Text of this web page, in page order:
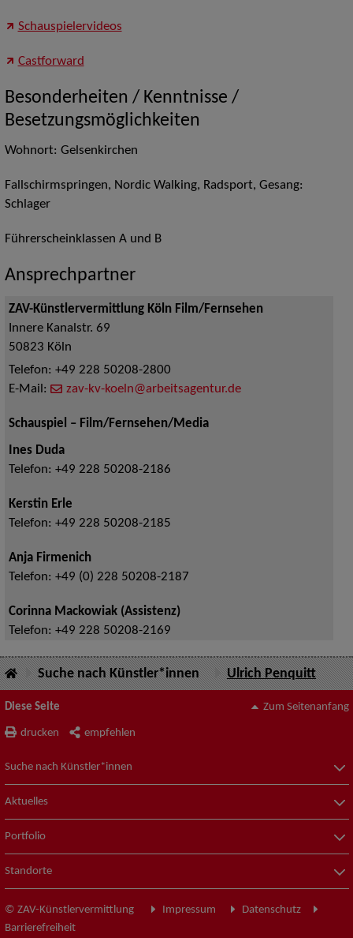
Schauspielervideos
Castforward
Besonderheiten / Kenntnisse /
Besetzungsmöglichkeiten
Wohnort: Gelsenkirchen
Fallschirmspringen, Nordic Walking, Radsport, Gesang:
Schlager
Führerscheinklassen A und B
Ansprechpartner
ZAV-Künstlervermittlung Köln Film/Fernsehen
Innere Kanalstr. 69
50823 Köln
Telefon: +49 228 50208-2800
E-Mail:
zav-kv-koeln@arbeitsagentur.de
Schauspiel – Film/Fernsehen/Media
Ines Duda
Telefon: +49 228 50208-2186
Kerstin Erle
Telefon: +49 228 50208-2185
Anja Firmenich
Telefon: +49 (0) 228 50208-2187
Corinna Mackowiak (Assistenz)
Telefon: +49 228 50208-2169
Suche nach Künstler*innen Ulrich Penquitt
Diese Seite
drucken empfehlen
Zum Seitenanfang
Suche nach Künstler*innen
Aktuelles
Portfolio
Standorte
© ZAV-Künstlervermittlung Impressum
Datenschutz
Barrierefreiheit